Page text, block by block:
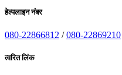
हेल्पलाइन नंबर
080-22866812 /080-22869210
त्वरित लिंक